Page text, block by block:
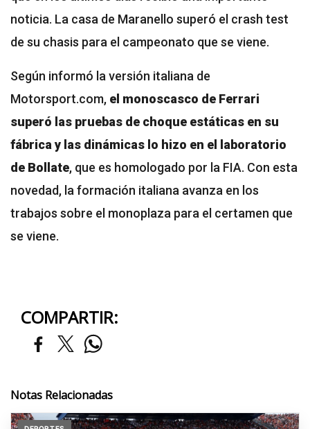
noticia. La casa de Maranello superó el crash test
de su chasis para el campeonato que se viene.
Según informó la versión italiana de
Motorsport.com, el monoscasco de Ferrari
superó las pruebas de choque estáticas en su
fábrica y las dinámicas lo hizo en el laboratorio
de Bollate, que es homologado por la FIA. Con esta
novedad, la formación italiana avanza en los
trabajos sobre el monoplaza para el certamen que
se viene.
COMPARTIR:
Notas Relacionadas